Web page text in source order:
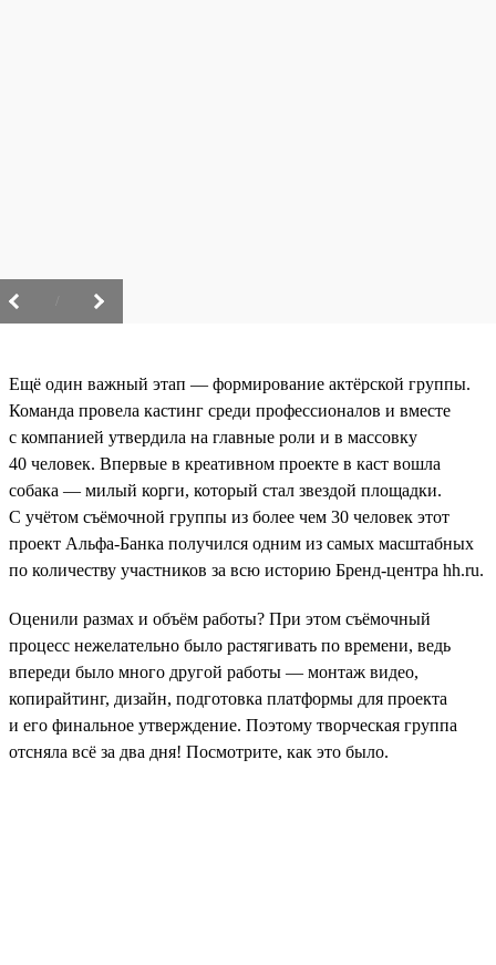
Ещё один важный этап — формирование актёрской группы.
Команда провела кастинг среди профессионалов и вместе
с компанией утвердила на главные роли и в массовку
40 человек. Впервые в креативном проекте в каст вошла
собака — милый корги, который стал звездой площадки.
С учётом съёмочной группы из более чем 30 человек этот
проект Альфа-Банка получился одним из самых масштабных
по количеству участников за всю историю Бренд-центра hh.ru.
Оценили размах и объём работы? При этом съёмочный
процесс нежелательно было растягивать по времени, ведь
впереди было много другой работы — монтаж видео,
копирайтинг, дизайн, подготовка платформы для проекта
и его финальное утверждение. Поэтому творческая группа
отсняла всё за два дня! Посмотрите, как это было.